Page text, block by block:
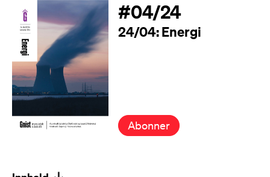
#04/24
24/04: Energi
Abonner